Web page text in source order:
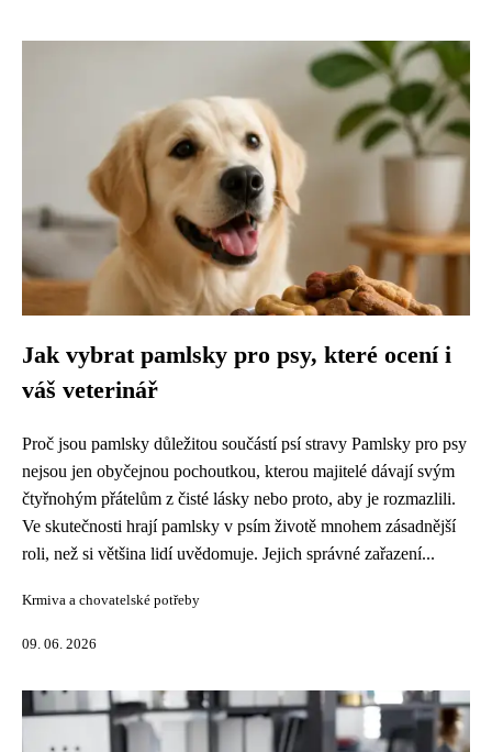
Jak vybrat pamlsky pro psy, které ocení i
váš veterinář
Proč jsou pamlsky důležitou součástí psí stravy Pamlsky pro psy
nejsou jen obyčejnou pochoutkou, kterou majitelé dávají svým
čtyřnohým přátelům z čisté lásky nebo proto, aby je rozmazlili.
Ve skutečnosti hrají pamlsky v psím životě mnohem zásadnější
roli, než si většina lidí uvědomuje. Jejich správné zařazení...
Krmiva a chovatelské potřeby
09. 06. 2026